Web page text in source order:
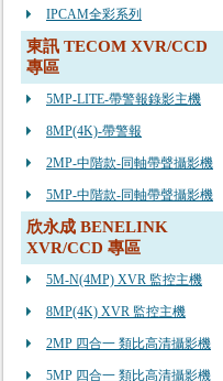
IPCAM全彩系列
東訊 TECOM XVR/CCD
專區
5MP-LITE-帶警報錄影主機
8MP(4K)-帶警報
2MP-中階款-同軸帶聲攝影機
5MP-中階款-同軸帶聲攝影機
欣永成 BENELINK
XVR/CCD 專區
5M-N(4MP) XVR 監控主機
8MP(4K) XVR 監控主機
2MP 四合一 類比高清攝影機
5MP 四合一 類比高清攝影機